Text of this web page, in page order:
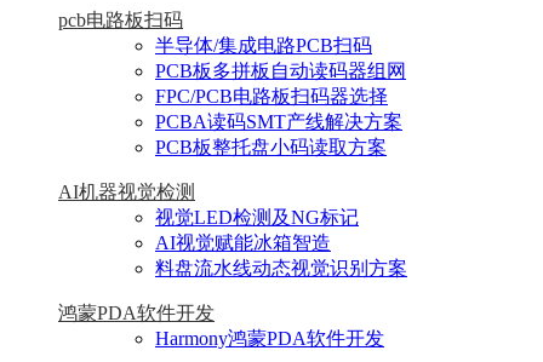
pcb电路板扫码
半导体/集成电路PCB扫码
PCB板多拼板自动读码器组网
FPC/PCB电路板扫码器选择
PCBA读码SMT产线解决方案
PCB板整托盘小码读取方案
AI机器视觉检测
视觉LED检测及NG标记
AI视觉赋能冰箱智造
料盘流水线动态视觉识别方案
鸿蒙PDA软件开发
Harmony鸿蒙PDA软件开发